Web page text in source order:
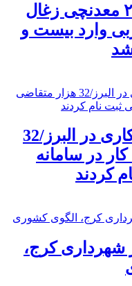
کشته شدن ۲۰ معدنچی زغال
وارد بیست و
کاهش نرخ بیکاری در البرز/32
در سامانه
کردند
شهرداری کرج،